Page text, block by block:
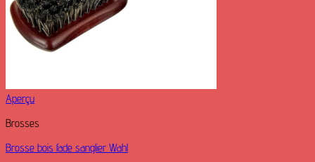
Aperçu
Brosses
Brosse bois fade sanglier Wahl